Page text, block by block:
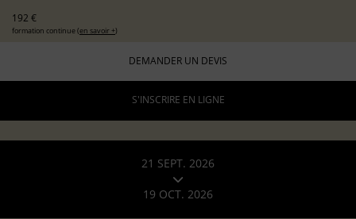
192 €
formation continue (en savoir +)
DEMANDER UN DEVIS
S'INSCRIRE EN LIGNE
21 SEPT. 2026
19 OCT. 2026